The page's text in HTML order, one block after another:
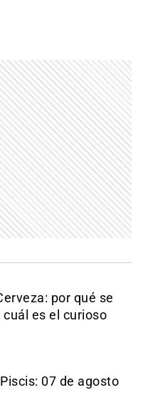
por qué se
es el curioso
07 de agosto